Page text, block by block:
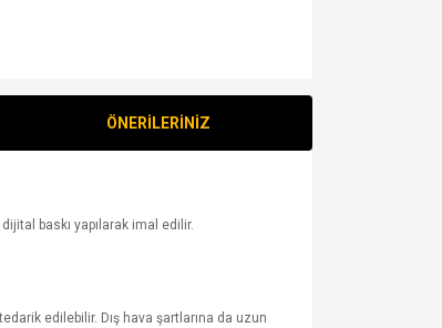
ÖNERİLERİNİZ
baskı yapılarak imal edilir.
edilebilir. Dış hava şartlarına da uzun